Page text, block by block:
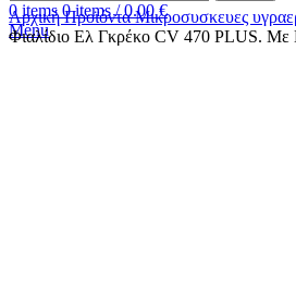
0 items 0items / 0.00€
Menu
ΑρχικήΠροϊόνταΜικροσυσκευες
Φιαλίδιο Ελ Γκρέκο CV 470 PLUS. Με